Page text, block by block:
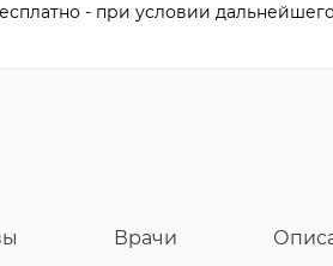
- при условии
Врачи